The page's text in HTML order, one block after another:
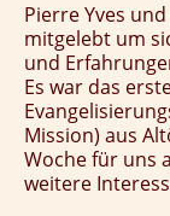
Pierre Yves
mitgelebt um
und
Es war das
Mission) aus
Woche für uns
weitere